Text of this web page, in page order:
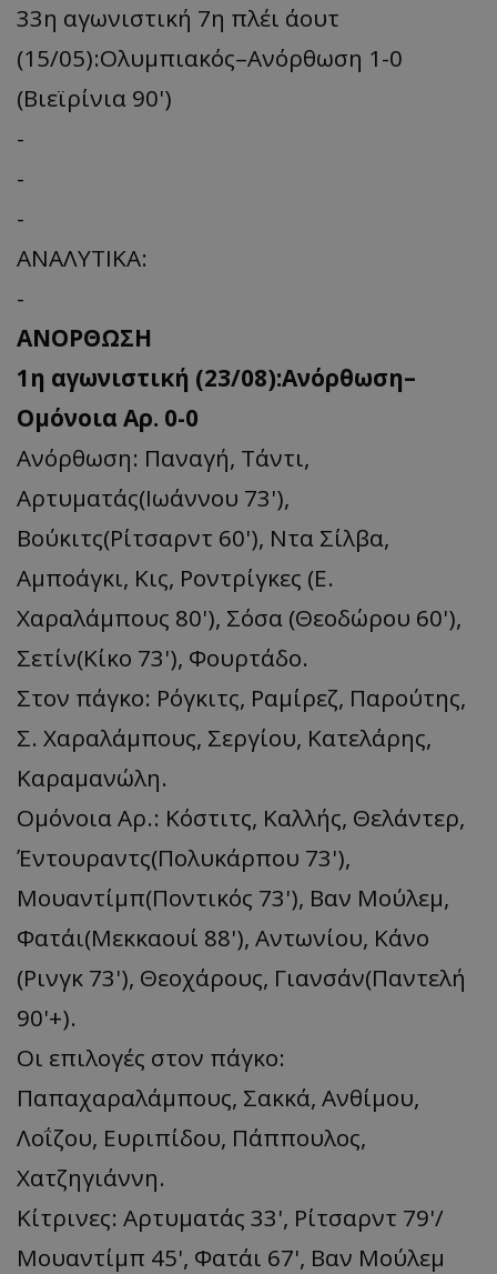
33η αγωνιστική 7η πλέι άουτ
(15/05):Ολυμπιακός–Ανόρθωση 1-0
(Βιεϊρίνια 90')
-
-
-
ΑΝΑΛΥΤΙΚΑ:
-
ΑΝΟΡΘΩΣΗ
1η αγωνιστική (23/08):Ανόρθωση–
Ομόνοια Αρ. 0-0
Ανόρθωση: Παναγή, Τάντι,
Αρτυματάς(Ιωάννου 73'),
Βούκιτς(Ρίτσαρντ 60'), Ντα Σίλβα,
Αμποάγκι, Κις, Ροντρίγκες (Ε.
Χαραλάμπους 80'), Σόσα (Θεοδώρου 60'),
Σετίν(Κίκο 73'), Φουρτάδο.
Στον πάγκο: Ρόγκιτς, Ραμίρεζ, Παρούτης,
Σ. Χαραλάμπους, Σεργίου, Κατελάρης,
Καραμανώλη.
Ομόνοια Αρ.: Κόστιτς, Καλλής, Θελάντερ,
Έντουραντς(Πολυκάρπου 73'),
Μουαντίμπ(Ποντικός 73'), Βαν Μούλεμ,
Φατάι(Μεκκαουί 88'), Αντωνίου, Κάνο
(Ρινγκ 73'), Θεοχάρους, Γιανσάν(Παντελή
90'+).
Οι επιλογές στον πάγκο:
Παπαχαραλάμπους, Σακκά, Ανθίμου,
Λοΐζου, Ευριπίδου, Πάππουλος,
Χατζηγιάννη.
Κίτρινες: Αρτυματάς 33', Ρίτσαρντ 79'/
Μουαντίμπ 45', Φατάι 67', Βαν Μούλεμ